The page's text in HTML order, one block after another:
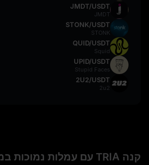
JMDT/USDT
JMDT
STONK/USDT
STONK
QUID/USDT
Squid
UPID/USDT
Stupid Faces
2U2/USDT
2u2
קנה TRIA עם עמלות נמוכות במיוחד ב MEXC